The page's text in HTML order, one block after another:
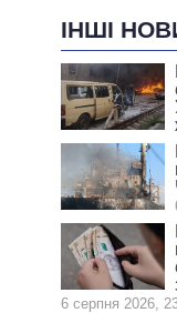
ІНШІ
6 серпня 2026,